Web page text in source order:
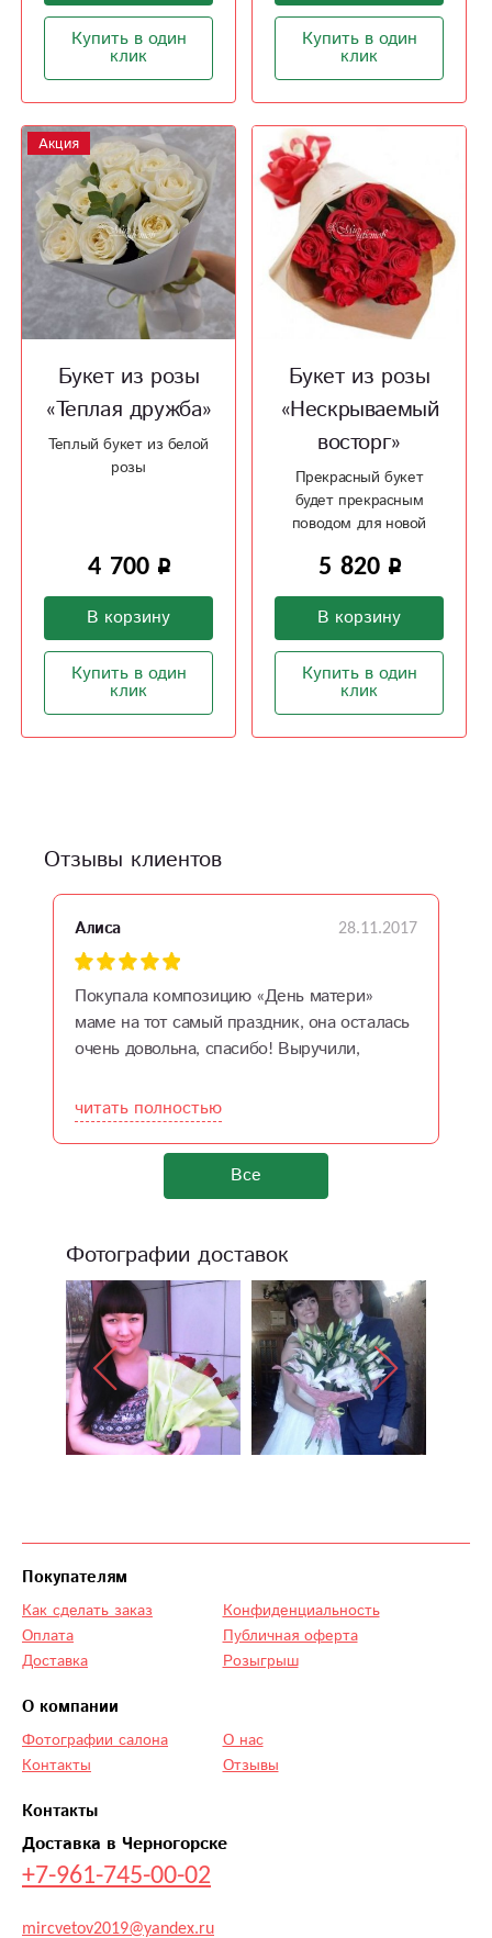
Купить в один
клик
Купить в один
клик
Акция
Букет из розы
«Теплая дружба»
Теплый букет из белой
розы
4 700
В корзину
Купить в один
клик
Букет из розы
«Нескрываемый
восторг»
Прекрасный букет
будет прекрасным
поводом для новой
5 820
В корзину
Купить в один
клик
Отзывы клиентов
Алиса 28.11.2017
Покупала композицию «День матери»
маме на тот самый праздник, она осталась
очень довольна, спасибо! Выручили,
самой или заезжать по адресу не было
никакой возможности!
читать полностью
Все
Фотографии доставок
Контакты
Доставка в Черногорске
+7-961-745-00-02
mircvetov2019@yandex.ru
Покупателям
Как сделать заказ
Оплата
Доставка
Конфиденциальность
Публичная оферта
Розыгрыш
О компании
Фотографии салона
Контакты
О нас
Отзывы